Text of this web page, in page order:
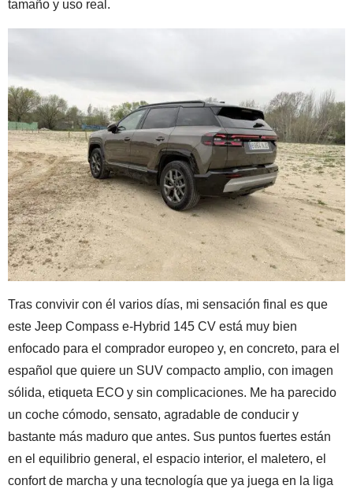
tamaño y uso real.
Tras convivir con él varios días, mi sensación final es que
este Jeep Compass e-Hybrid 145 CV está muy bien
enfocado para el comprador europeo y, en concreto, para el
español que quiere un SUV compacto amplio, con imagen
sólida, etiqueta ECO y sin complicaciones. Me ha parecido
un coche cómodo, sensato, agradable de conducir y
bastante más maduro que antes. Sus puntos fuertes están
en el equilibrio general, el espacio interior, el maletero, el
confort de marcha y una tecnología que ya juega en la liga